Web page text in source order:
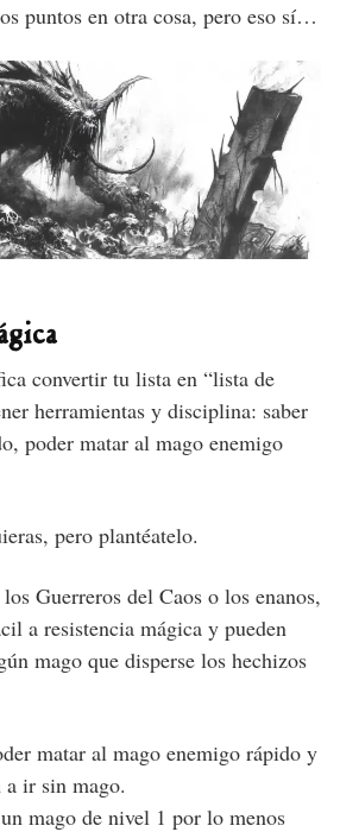
puntos en otra cosa, pero eso sí…
convertir tu lista en “lista de
herramientas y disciplina: saber
poder matar al mago enemigo
pero plantéatelo.
Guerreros del Caos o los enanos,
a resistencia mágica y pueden
mago que disperse los hechizos
matar al mago enemigo rápido y
ir sin mago.
mago de nivel 1 por lo menos